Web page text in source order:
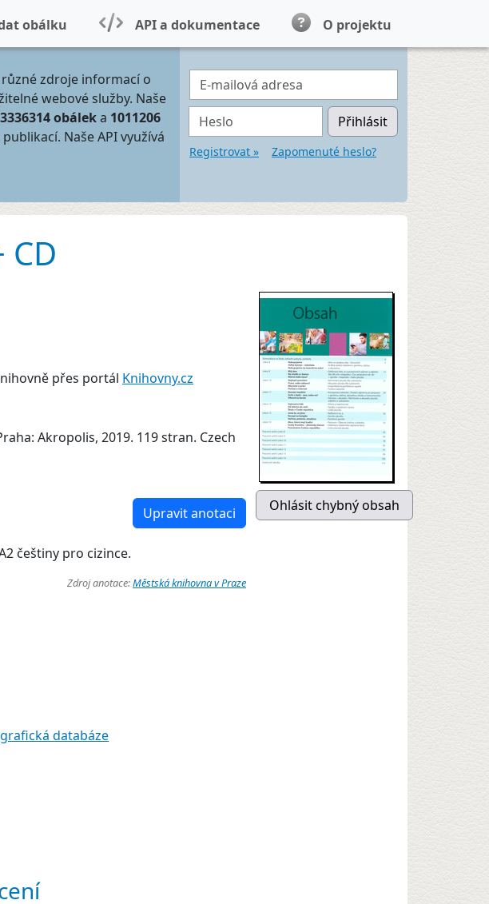
obálku API a dokumentace O projektu
zdroje informací o
webové služby. Naše
3336314 obáleka 1011206
Naše API využívá
E-mailová adresa
Heslo Přihlásit
Registrovat » Zapomenuté heslo?
přes portál Knihovny.cz
Akropolis, 2019. 119 stran. Czech
Upravit anotaci
češtiny pro cizince.
Zdroj anotace:Městská knihovna v Praze
databáze